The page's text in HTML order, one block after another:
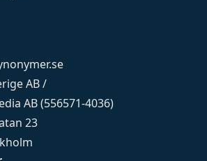
AB /
AB (556571-4036)
23